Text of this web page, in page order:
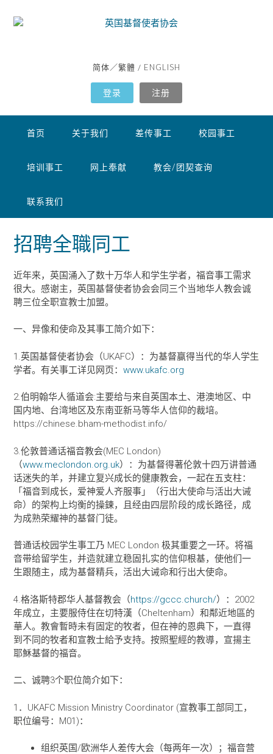
简体／繁體 / ENGLISH
登录 注册
首页 关于我们 差传事工 校园事工
培训事工 网上奉献 教会/团契查询
联系我们
招聘全職同工
近年来，英国涌入了数十万华人和学生学者，福音事工需求
很大。感谢主，英国基督使者协会会同三个当地华人教会诚
聘三位全职宣教士加盟。
一、异像和使命及其事工简介如下：
1.英国基督使者协会（UKAFC）：为基督赢得当代的华人学生
学者。有关事工详见网页： www.ukafc.org
2.伯明翰华人循道会:主要给与来自英国本土、港澳地区、中
国内地、台湾地区及东南亚新马等华人信仰的裁培。
https://chinese.bham-methodist.info/
3.伦敦普通话福音教会(MEC London)
（www.meclondon.org.uk）：为基督得著伦敦十四万讲普通
话迷失的羊，并建立复兴成长的健康教会，一起在五支柱：
「福音到成长，爱神爱人齐服事」（行出大使命与活出大诫
命）的架构上均衡的操鍊，且经由四层阶段的成长路径，成
为成熟荣耀神的基督门徒。
普通话校园学生事工乃 MEC London 极其重要之一环。将福
音带给留学生，并造就建立稳固扎实的信仰根基，使他们一
生跟随主，成为基督精兵，活出大诫命和行出大使命。
4.格洛斯特郡华人基督教会（https://gccc.church/）：2002
年成立，主要服侍住在切特漢（Cheltenham）和鄰近地區的
華人。教會暫時未有固定的牧者，但在神的恩典下，一直得
到不同的牧者和宣教士給予支持。按照聖經的教導，宣揚主
耶穌基督的福音。
二、诚聘3个职位简介如下：
1．UKAFC Mission Ministry Coordinator (宣教事工部同工，
职位编号：M01)：
组织英国/欧洲华人差传大会（每两年一次）；福音营